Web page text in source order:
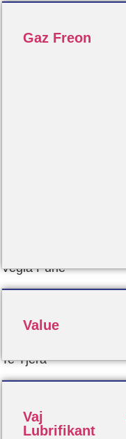
Gaz Freon
Vegla Pune
Value
Te Tjera
Vaj
Lubrifikant